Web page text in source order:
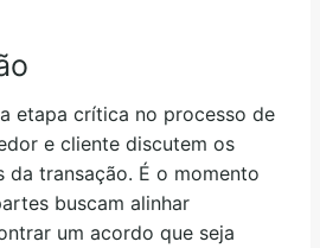
etapa crítica no processo de
e cliente discutem os
da transação. É o momento
buscam alinhar
um acordo que seja